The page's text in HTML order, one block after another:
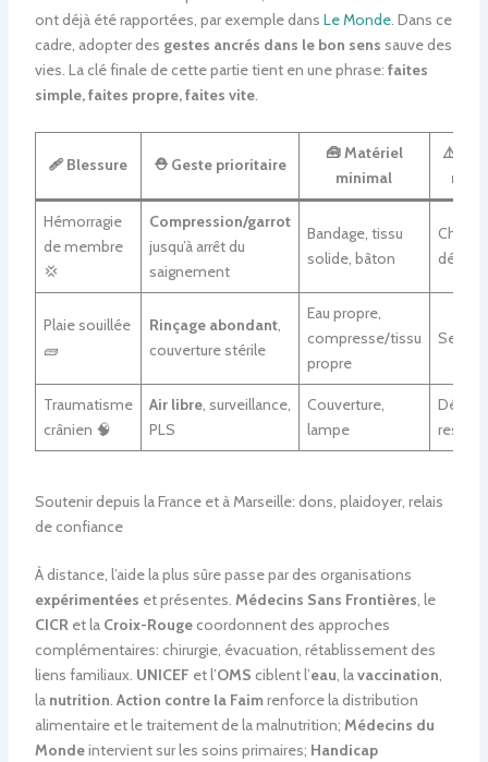
ont déjà été rapportées, par exemple dans Le Monde. Dans ce
cadre, adopter des gestes ancrés dans le bon sens sauve des
vies. La clé finale de cette partie tient en une phrase: faites
simple, faites propre, faites vite.
🩹 Blessure ⛑️ Geste prioritaire
🧰 Matériel
minimal
⚠️
Hémorragie
de membre
💢
Compression/garrot
jusqu’à arrêt du
saignement
Bandage, tissu
solide, bâton
Choc,
décès
Plaie souillée
🧱
Rinçage abondant,
couverture stérile
Eau propre,
compresse/tissu
propre
Sepsis
Traumatisme
crânien 🧠
Air libre, surveillance,
PLS
Couverture,
lampe
Soutenir depuis la France et à Marseille: dons, plaidoyer, relais
de confiance
À distance, l’aide la plus sûre passe par des organisations
expérimentées et présentes. Médecins Sans Frontières, le
CICRet la Croix-Rougecoordonnent des approches
complémentaires: chirurgie, évacuation, rétablissement des
liens familiaux. UNICEF et l’OMS ciblent l’eau, lavaccination,
la nutrition. Action contre la Faimrenforce la distribution
alimentaire et le traitement de la malnutrition; Médecins du
Mondeintervient sur les soins primaires; Handicap